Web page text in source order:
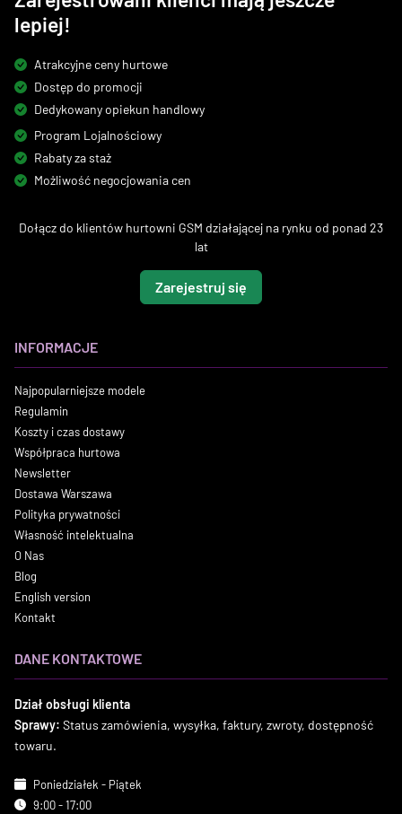
lepiej!
Atrakcyjne ceny hurtowe
Dostęp do promocji
Dedykowany opiekun handlowy
Program Lojalnościowy
Rabaty za staż
Możliwość negocjowania cen
Dołącz do klientów hurtowni GSM działającej na rynku od ponad 23
lat
Zarejestruj się
INFORMACJE
Najpopularniejsze modele
Regulamin
Koszty i czas dostawy
Współpraca hurtowa
Newsletter
Dostawa Warszawa
Polityka prywatności
Własność intelektualna
O Nas
Blog
English version
Kontakt
DANE KONTAKTOWE
Dział obsługi klienta
Sprawy: Status zamówienia, wysyłka, faktury, zwroty, dostępność
towaru.
Poniedziałek - Piątek
9:00 - 17:00